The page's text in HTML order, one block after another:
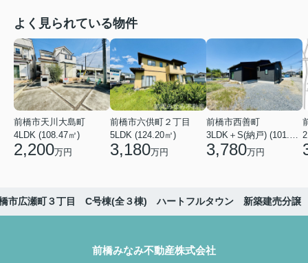
よく見られている物件
前橋市天川大島町
4LDK (108.47㎡)
2,200万円
前橋市六供町２丁目
5LDK (124.20㎡)
3,180万円
前橋市西善町
3LDK＋S(納戸) (101.02㎡)
3,780万円
市広瀬町３丁目 C号棟(全３棟) ハートフルタウン 新築建売分譲
前橋みなみ不動産株式会社